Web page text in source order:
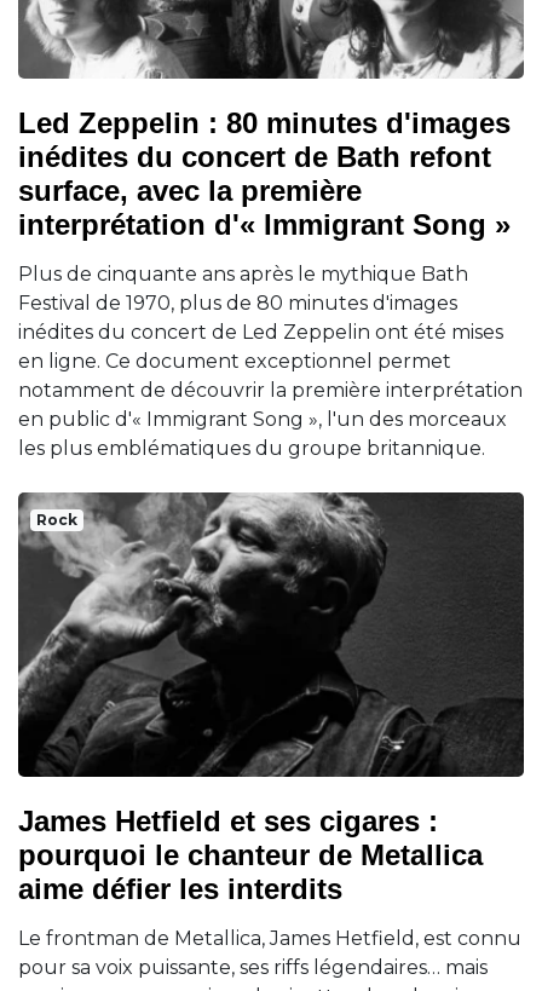
Led Zeppelin : 80 minutes d'images
inédites du concert de Bath refont
surface, avec la première
interprétation d'« Immigrant Song »
Plus de cinquante ans après le mythique Bath
Festival de 1970, plus de 80 minutes d'images
inédites du concert de Led Zeppelin ont été mises
en ligne. Ce document exceptionnel permet
notamment de découvrir la première interprétation
en public d'« Immigrant Song », l'un des morceaux
les plus emblématiques du groupe britannique.
Rock
James Hetfield et ses cigares :
pourquoi le chanteur de Metallica
aime défier les interdits
Le frontman de Metallica, James Hetfield, est connu
pour sa voix puissante, ses riffs légendaires… mais